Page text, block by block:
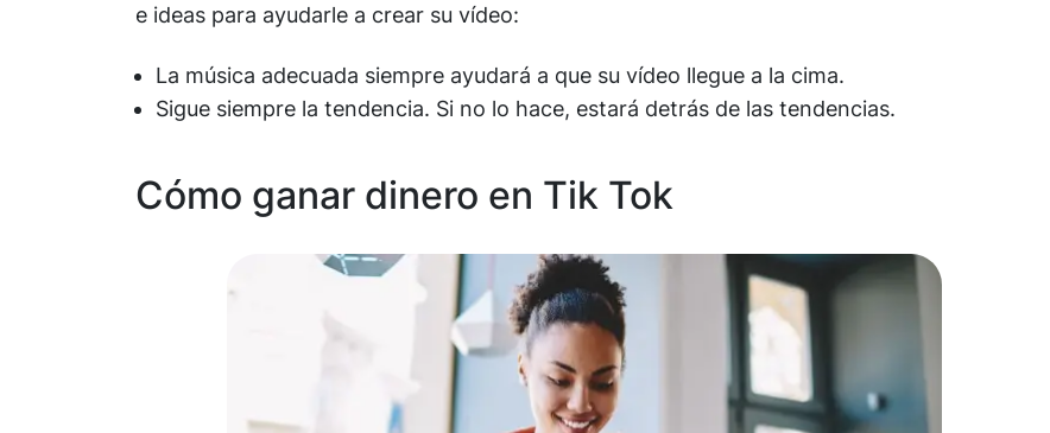
e ideas para ayudarle a crear su vídeo:
La música adecuada siempre ayudará a que su vídeo llegue a la cima.
Sigue siempre la tendencia. Si no lo hace, estará detrás de las tendencias.
Cómo ganar dinero en Tik Tok